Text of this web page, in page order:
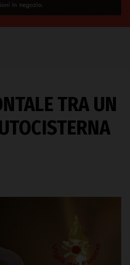
TRA UN